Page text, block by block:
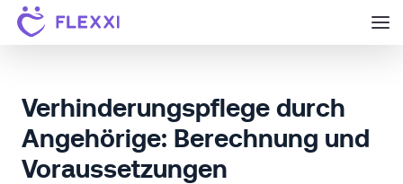
Verhinderungspflege durch
Angehörige: Berechnung und
Voraussetzungen